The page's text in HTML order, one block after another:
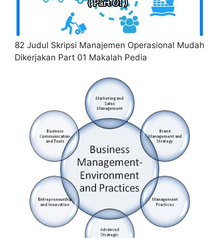
82 Judul Skripsi Manajemen Operasional Mudah
Dikerjakan Part 01 Makalah Pedia